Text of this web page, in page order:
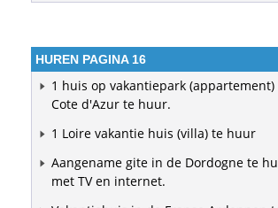
HUREN PAGINA 16
1 huis op vakantiepark (appartement)
Cote d'Azur te huur.
1 Loire vakantie huis (villa) te huur
Aangename gite in de Dordogne te
met TV en internet.